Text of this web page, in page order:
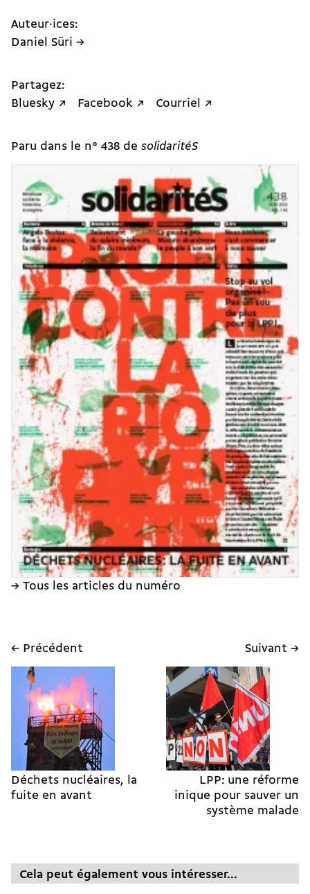
Auteur·ices:
Daniel Süri →
Partagez:
Bluesky ↗
Facebook ↗ Courriel ↗
Paru dans le n° 438 de solidaritéS
→ Tous les articles du numéro
← Précédent
Déchets nucléaires, la
fuite en avant
Suivant →
LPP: une réforme
inique pour sauver un
système malade
Cela peut également vous intéresser...